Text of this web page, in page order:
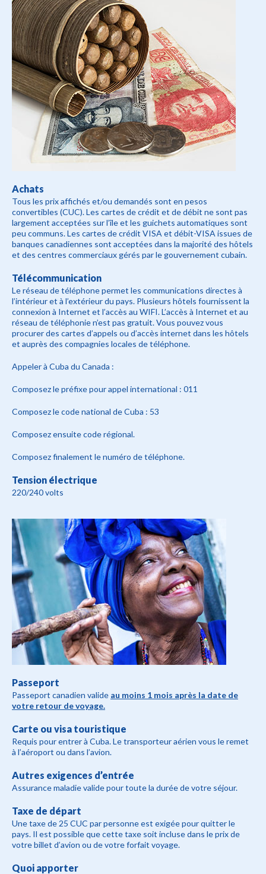
Achats
Tous les prix affichés et/ou demandés sont en pesos
convertibles (CUC). Les cartes de crédit et de débit ne sont pas
largement acceptées sur l’île et les guichets automatiques sont
peu communs. Les cartes de crédit VISA et débit-VISA issues de
banques canadiennes sont acceptées dans la majorité des hôtels
et des centres commerciaux gérés par le gouvernement cubain.
Télécommunication
Le réseau de téléphone permet les communications directes à
l’intérieur et à l’extérieur du pays. Plusieurs hôtels fournissent la
connexion à Internet et l’accès au WIFI. L’accès à Internet et au
réseau de téléphonie n’est pas gratuit. Vous pouvez vous
procurer des cartes d’appels ou d’accès internet dans les hôtels
et auprès des compagnies locales de téléphone.
Appeler à Cuba du Canada :
Composez le préfixe pour appel international : 011
Composez le code national de Cuba : 53
Composez ensuite code régional.
Composez finalement le numéro de téléphone.
Tension électrique
220/240 volts
Passeport
Passeport canadien valide au moins 1 mois après la date de
votre retour de voyage.
Carte ou visa touristique
Requis pour entrer à Cuba. Le transporteur aérien vous le remet
à l’aéroport ou dans l’avion.
Autres exigences d’entrée
Assurance maladie valide pour toute la durée de votre séjour.
Taxe de départ
Une taxe de 25 CUC par personne est exigée pour quitter le
pays. Il est possible que cette taxe soit incluse dans le prix de
votre billet d’avion ou de votre forfait voyage.
Quoi apporter